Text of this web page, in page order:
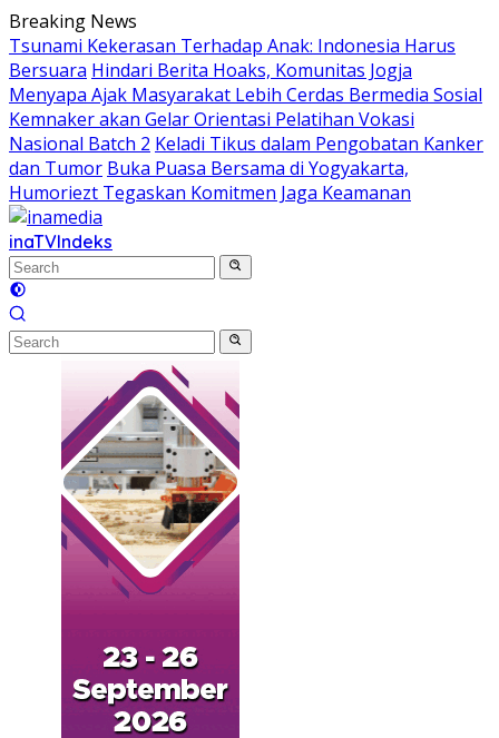
Skip
to
content
Breaking News
Tsunami Kekerasan Terhadap Anak: Indonesia Harus
Bersuara Hindari Berita Hoaks, Komunitas Jogja
Menyapa Ajak Masyarakat Lebih Cerdas Bermedia Sosial
Kemnaker akan Gelar Orientasi Pelatihan Vokasi
Nasional Batch 2 Keladi Tikus dalam Pengobatan Kanker
dan Tumor Buka Puasa Bersama di Yogyakarta,
Humoriezt Tegaskan Komitmen Jaga Keamanan
inaTVIndeks